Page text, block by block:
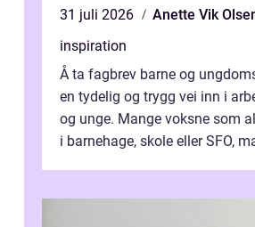
31 juli 2026
Anette Vik
inspiration
Å ta fagbrev barne og
en tydelig og trygg vei inn i
og unge. Mange voksne som
i barnehage, skole eller SFO,